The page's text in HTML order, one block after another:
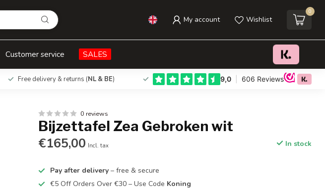
My account Wishlist
0
Customer service SALES
Free delivery & returns (NL & BE)
Add to cart
0 reviews
Bijzettafel Zea Gebroken wit
€165,00 Incl. tax In stock
Pay after delivery – free & secure
€5 Off Orders Over €30 – Use Code Koning